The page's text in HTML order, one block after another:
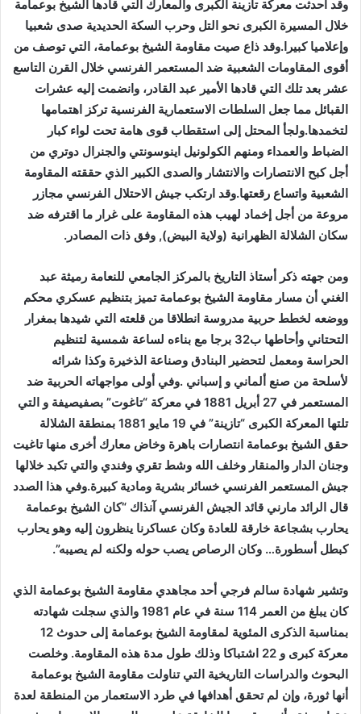
وقد أحدثت معركة تازينة الكبرى والمعارك التي قادها الشيخ بوعمامة
خلال المسيرة الكبرى نحو التل وحرب السكة الحديدية صدى شعبيا
وإعلاميا كبيرا.وقد ذاع صيت مقاومة الشيخ بوعمامة، التي توصف من
أقوى المقاومات الشعبية ضد المستعمر الفرنسي خلال القرن التاسع
عشر بعد تلك التي قادها الأمير عبد القادر، وانضمت إليه عشرات
القبائل مما جعل السلطات الاستعمارية الفرنسية تركز اهتمامها
لتخمدها.ولجأ المحتل إلى استقطاب قوى هامة تحت لواء كبار
الضباط والعمداء ومنهم الكولونيل اينوسونتي والجنرال دوتري من
أجل كبح الانتصارات والانتشار والصدى الكبير الذي حققته المقاومة
الشعبية واتساع رقعتها.وقد ارتكب جيش الاحتلال الفرنسي مجازر
مروعة من أجل إخماد لهيب هذه المقاومة على غرار ما اقترفه ضد
سكان الشلالة الظهرانية (ولاية البيض), وفق ذات المصادر.
ومن جهته ذكر أستاذ التاريخ بالمركز الجامعي للنعامة رميثة عبد
الغني أن مسار مقاومة الشيخ بوعمامة تميز بتنظيم عسكري محكم
ووضعه لخطط حربية مدروسة انطلاقا من قلعته التي شيدها بمغرار
التحتاني وأحاطها ب32 برجا مع بناءه لساعة شمسية لتنظيم
الحراسة ومعمل لتحضير البنادق وصناعة الذخيرة وكذا شرائه
لأسلحة من صنع ألماني و إسباني .وفي أولى مواجهاته الحربية ضد
المستعمر في 27 أبريل 1881 في معركة “تاغوت” بصفيصيفة و التي
تلتها المعركة الكبرى “تازينة” في 19 مايو 1881 بمنطقة الشلالة
حقق الشيخ بوعمامة انتصارات باهرة وخاض معارك أخرى منها تاغيت
وجنان الدار والمنقار وخلف الله وشط تقري وفندي والتي تكبد خلالها
جيش المستعمر الفرنسي خسائر بشرية ومادية كبيرة.وفي هذا الصدد
قال الرائد مارني قائد الجيش الفرنسي آنذاك “كان الشيخ بوعمامة
يحارب بشجاعة خارقة للعادة وكان عساكرنا ينظرون إليه وهو يحارب
كبطل أسطورة… وكان الرصاص يصب حوله ولكنه لم يصيبه”.
وتشير شهادة سالم فرجي أحد مجاهدي مقاومة الشيخ بوعمامة الذي
كان يبلغ من العمر 114 سنة في عام 1981 والذي سجلت شهادته
بمناسبة الذكرى المئوية لمقاومة الشيخ بوعمامة إلى حدوث 12
معركة كبرى و 22 اشتباكا وذلك طول مدة هذه المقاومة.
وخلصت
البحوث والدراسات التاريخية التي تناولت مقاومة الشيخ بوعمامة
أنها ثورة، وإن لم تحقق أهدافها في طرد الاستعمار من المنطقة لعدة